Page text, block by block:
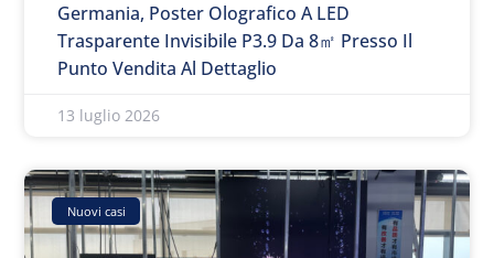
Germania, Poster Olografico A LED
Trasparente Invisibile P3.9 Da 8㎡ Presso Il
Punto Vendita Al Dettaglio
13 luglio 2026
Nuovi casi